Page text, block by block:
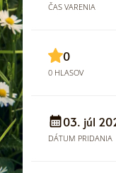
ČAS VARENIA
0
0 HLASOV
03. júl
DÁTUM PRIDANIA